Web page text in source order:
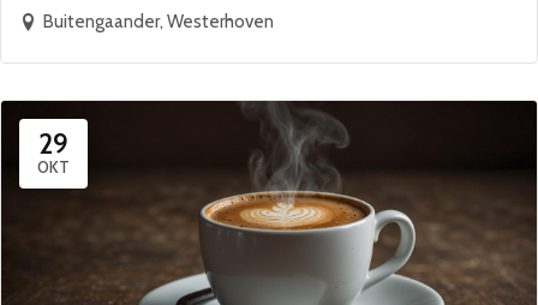
Buitengaander, Westerhoven
29
OKT